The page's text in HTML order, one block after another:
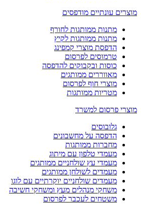
עונתיים מודפסים
מתנות ממותגות לחורף
מתנות ממותגות לקיץ
הדפסת מוצרי קמפינג
טרמוסים לפרסום
כוסות ובקבוקים להדפסה
מאווררים ממותגים
מוצרי חוף לפרסום
מטריות ממותגות
פרסום למשרד
גלובוסים
הדפסה על מחשבונים
מחברות ממותגות
מעמדי טלפון עם מיתוג
מעמדי עץ שולחניים ממותגים
מעמדים לשולחן ממותגים
מעמדים שולחניים יוקרתיים עם לוגו
משחקי מנהלים מעץ ומשחקי חשיבה
משטחים לעכבר לפרסום